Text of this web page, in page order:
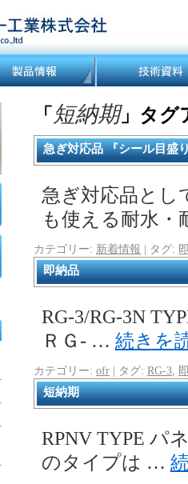
「 短納期」タグ
急ぎ対応品 『シール目盛
急ぎ対応品とし
も使える耐水
カテゴリー: 新着情報 | タグ:
即納品
RG-3/RG-3N
ＲＧ- … 続きを
カテゴリー: ofr | タグ: RG-3
短納期
RPNV TYPE パ
のタイプは …